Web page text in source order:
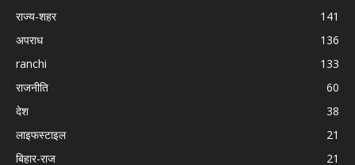
राज्य-शहर
141
अपराध
136
ranchi
133
राजनीति
60
देश
38
लाइफस्टाइल
21
बिहार-राज
21